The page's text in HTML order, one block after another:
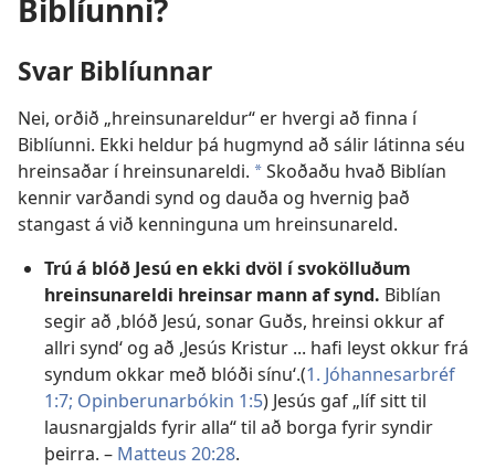
Biblíunni?
Svar Biblíunnar
Nei, orðið „hreinsunareldur“ er hvergi að finna í
Biblíunni. Ekki heldur þá hugmynd að sálir látinna séu
hreinsaðar í hreinsunareldi. aSkoðaðu hvað Biblían
kennir varðandi synd og dauða og hvernig það
stangast á við kenninguna um hreinsunareld.
Trú á blóð Jesú en ekki dvöl í svokölluðum
hreinsunareldi hreinsar mann af synd. Biblían
segir að ,blóð Jesú, sonar Guðs, hreinsi okkur af
allri synd‘ og að ,Jesús Kristur ... hafi leyst okkur frá
syndum okkar með blóði sínu‘.(1. Jóhannesarbréf
1:7; Opinberunarbókin 1:5) Jesús gaf „líf sitt til
lausnargjalds fyrir alla“ til að borga fyrir syndir
þeirra. – Matteus 20:28.